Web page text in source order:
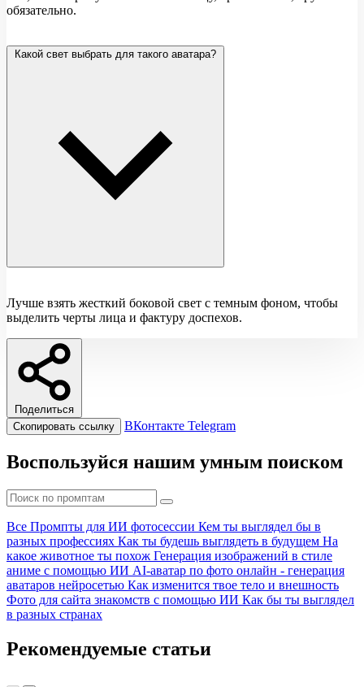
обязательно.
Какой свет выбрать для такого аватара?
Лучше взять жесткий боковой свет с темным фоном, чтобы
выделить черты лица и фактуру доспехов.
Поделиться
Скопировать ссылку
ВКонтакте Telegram
Воспользуйся нашим умным поиском
Все Промпты для ИИ фотосессии Кем ты выглядел бы в
разных профессиях Как ты будешь выглядеть в будущем На
какое животное ты похож Генерация изображений в стиле
аниме с помощью ИИ AI-аватар по фото онлайн - генерация
аватаров нейросетью Как изменится твое тело и внешность
Фото для сайта знакомств с помощью ИИ Как бы ты выглядел
в разных странах
Рекомендуемые статьи